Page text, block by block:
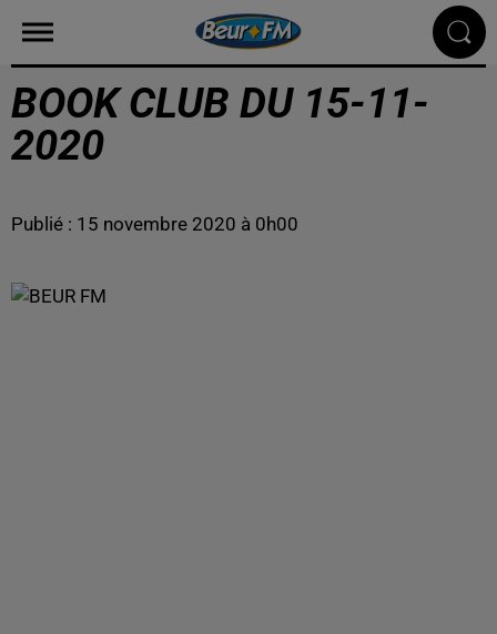
BOOK CLUB DU 15-11-
2020
Publié : 15 novembre 2020 à 0h00